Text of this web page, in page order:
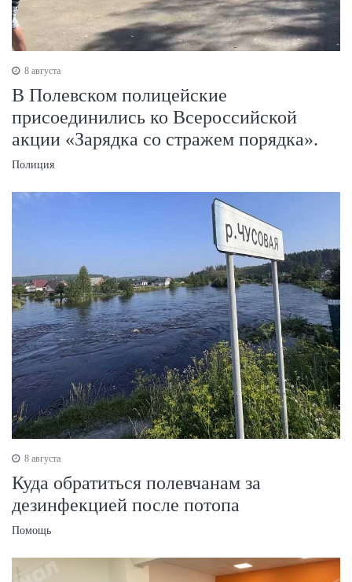
8 августа
В Полевском полицейские
присоединились ко Всероссийской
акции «Зарядка со стражем порядка».
Полиция
8 августа
Куда обратиться полевчанам за
дезинфекцией после потопа
Помощь